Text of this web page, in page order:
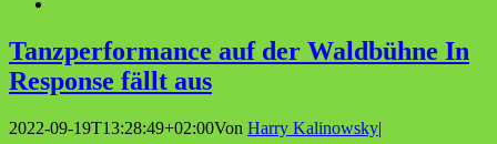
Tanz­per­for­mance auf der Wald­büh­ne In
Respon­se fällt aus
2022-09-19T13:28:49+02:00Von Harry Kalinowsky|